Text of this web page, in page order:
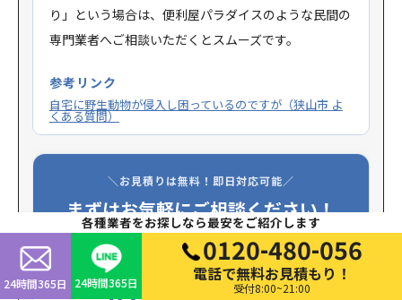
り」という場合は、便利屋パラダイスのような民間の
専門業者へご相談いただくとスムーズです。
参考リンク
自宅に野生動物が侵入し困っているのですが（狭山市 よ
くある質問）
＼お見積りは無料！即日対応可能／
まずはお気軽にご相談ください！
お電話からのお問い合わせ
各種業者をお探しなら最安をご紹介します
24時間365日 24時間365日
0120-480-056
電話で無料お見積もり！
受付8:00~21:00